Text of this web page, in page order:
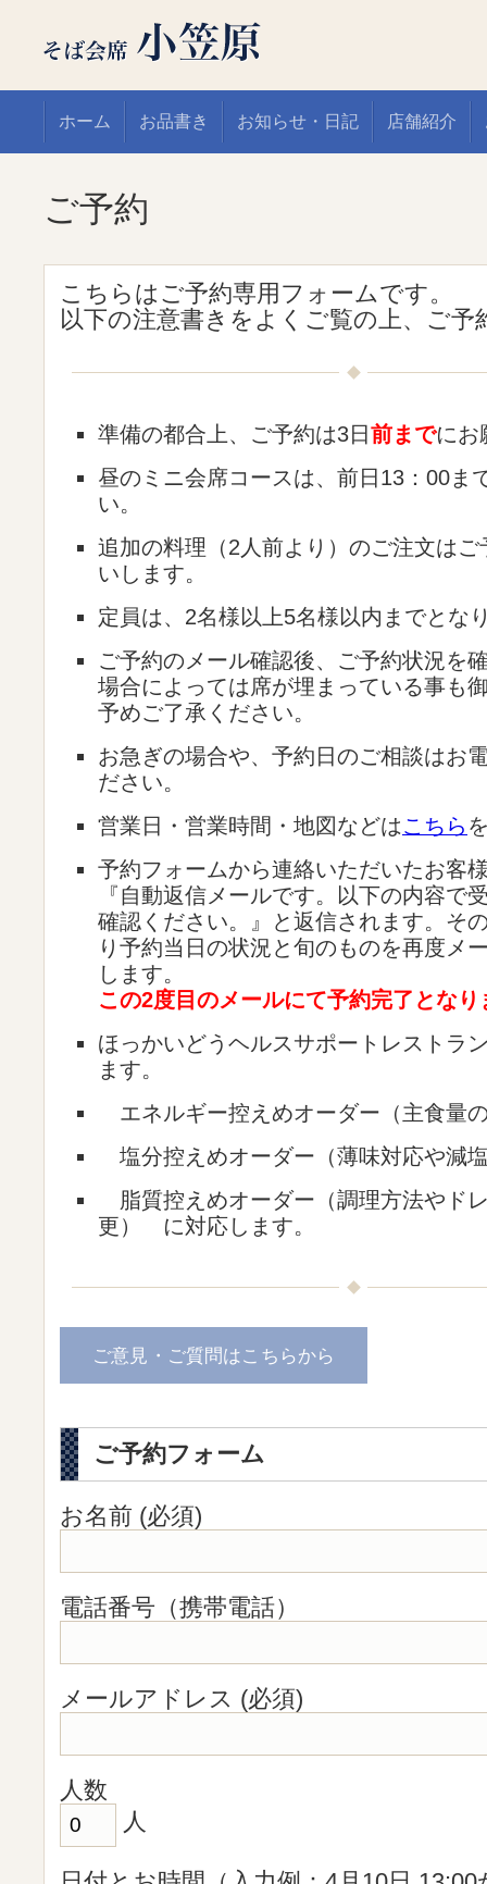
ホーム お品書き お知らせ・日記 店舗紹介
ご予約
こちらはご予約専用フォームです。
以下の注意書きをよくご覧の上、ご予
準備の都合上、ご予約は3日 前までにお
昼のミニ会席コースは、前日13：00ま
い。
追加の料理（2人前より）のご注文はご
いします。
定員は、2名様以上5名様以内までとな
ご予約のメール確認後、ご予約状況を
場合によっては席が埋まっている事も
予めご了承ください。
お急ぎの場合や、予約日のご相談はお
ださい。
営業日・営業時間・地図などはこちら
予約フォームから連絡いただいたお客
『自動返信メールです。以下の内容で
確認ください。』と返信されます。そ
り予約当日の状況と旬のものを再度メ
します。
この2度目のメールにて予約完了となり
ほっかいどうヘルスサポートレストラ
ます。
エネルギー控えめオーダー（主食量
塩分控えめオーダー（薄味対応や減
脂質控えめオーダー（調理方法やド
更） に対応します。
ご意見・ご質問はこちらから
ご予約フォーム
お名前 (必須)
電話番号（携帯電話）
メールアドレス (必須)
人数
人